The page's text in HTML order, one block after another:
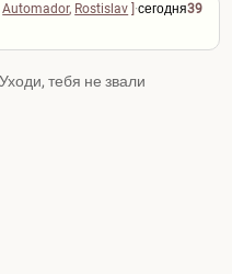
Automador, Rostislav ·сегодня39
тебя не звали